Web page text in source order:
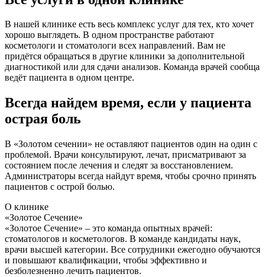
В нашей клинике есть весь комплекс услуг для тех, кто хочет
хорошо выглядеть. В одном пространстве работают
косметологи и стоматологи всех направлений. Вам не
придётся обращаться в другие клиники за дополнительной
диагностикой или для сдачи анализов. Команда врачей сообща
ведёт пациента в одном центре.
Всегда найдем время, если у пациента
острая боль
В «Золотом сечении» не оставляют пациентов один на один с
проблемой. Врачи консультируют, лечат, присматривают за
состоянием после лечения и следят за восстановлением.
Администраторы всегда найдут время, чтобы срочно принять
пациентов с острой болью.
О клинике
«Золотое Сечение»
«Золотое Сечение» – это команда опытных врачей:
стоматологов и косметологов. В команде кандидаты наук,
врачи высшей категории. Все сотрудники ежегодно обучаются
и повышают квалификации, чтобы эффективно и
безболезненно лечить пациентов.